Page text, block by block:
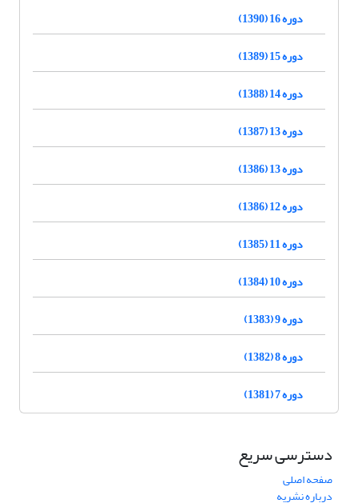
دوره 16 (1390)
دوره 15 (1389)
دوره 14 (1388)
دوره 13 (1387)
دوره 13 (1386)
دوره 12 (1386)
دوره 11 (1385)
دوره 10 (1384)
دوره 9 (1383)
دوره 8 (1382)
دوره 7 (1381)
دسترسی سریع
صفحه اصلی
درباره نشریه